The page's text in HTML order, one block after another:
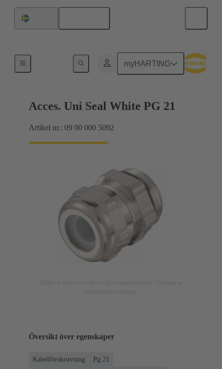
myHARTING
Kabelförskruvningar
Acces. Uni Seal White PG 21
Artikel nr.: 09 00 000 5092
Översikt över egenskaper
Kabelförskruvning
Pg 21